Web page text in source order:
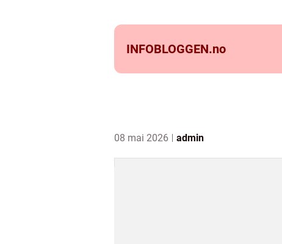
INFOBLOGGEN.no
08 mai 2026 admin